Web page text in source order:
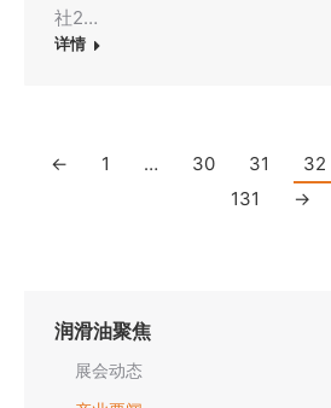
社2…
详情
← 1 … 30 31 32
131
→
润滑油聚焦
展会动态